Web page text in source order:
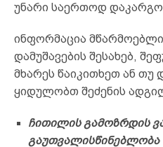
უნარი საერთოდ
ინფორმაცია
დამუშავების შესახებ,
მხარეს წაიკითხეთ ან თუ
ყიდულობთ შეძენის
ჩითილისგამოზრდის
გაუთვალისწინებლობა